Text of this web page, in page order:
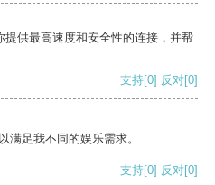
供最高速度和安全性的连接，并帮
支持[0] 反对[0]
满足我不同的娱乐需求。
支持[0] 反对[0]